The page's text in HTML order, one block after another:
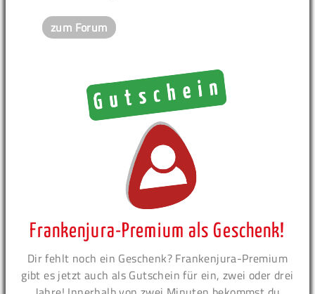
zum Forum
Frankenjura-Premium als Geschenk!
Dir fehlt noch ein Geschenk? Frankenjura-Premium
gibt es jetzt auch als Gutschein für ein, zwei oder drei